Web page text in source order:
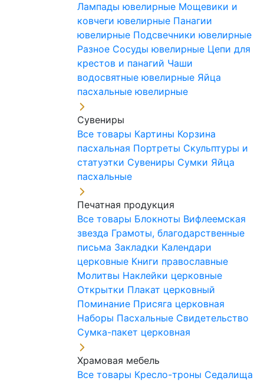
Лампады ювелирные Мощевики и
ковчеги ювелирные Панагии
ювелирные Подсвечники ювелирные
Разное Сосуды ювелирные Цепи для
крестов и панагий Чаши
водосвятные ювелирные Яйца
пасхальные ювелирные
Сувениры
Все товары Картины Корзина
пасхальная Портреты Скульптуры и
статуэтки Сувениры Сумки Яйца
пасхальные
Печатная продукция
Все товары Блокноты Вифлеемская
звезда Грамоты, благодарственные
письма Закладки Календари
церковные Книги православные
Молитвы Наклейки церковные
Открытки Плакат церковный
Поминание Присяга церковная
Наборы Пасхальные Свидетельство
Сумка-пакет церковная
Храмовая мебель
Все товары Кресло-троны Седалища